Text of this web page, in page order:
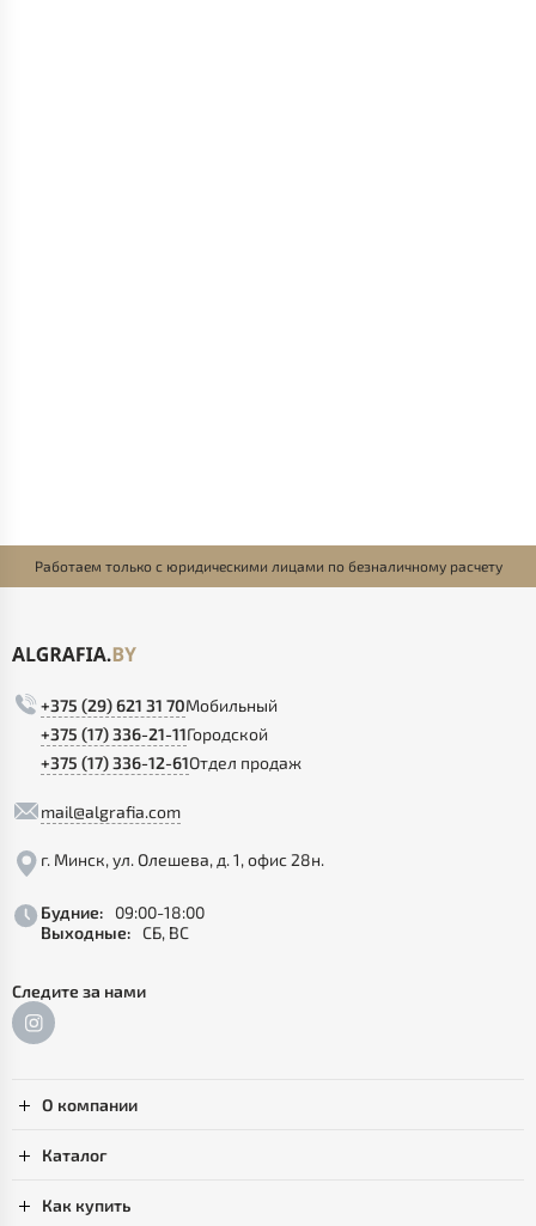
Работаем только с юридическими лицами по безналичному расчету
+375 (29) 621 31 70Мобильный
+375 (17) 336-21-11Городской
+375 (17) 336-12-61Отдел продаж
mail@algrafia.com
г. Минск, ул. Олешева, д. 1, офис 28н.
Будние:
09:00-18:00
Выходные: СБ, ВС
Следите за нами
О компании
Каталог
Как купить